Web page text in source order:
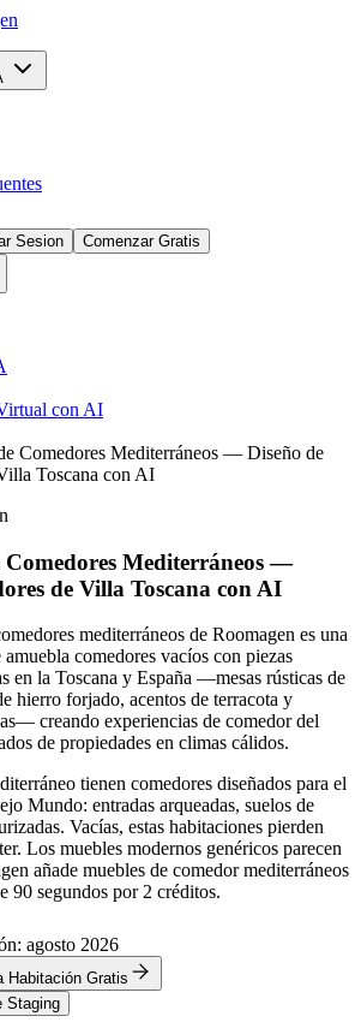
Sesion Comenzar Gratis
con AI
Comedores Mediterráneos — Diseño de
Toscana con AI
Comedores Mediterráneos —
de Villa Toscana con AI
mediterráneos de Roomagen es una
comedores vacíos con piezas
en la Toscana y España —mesas rústicas de
hierro forjado, acentos de terracota y
creando experiencias de comedor del
de propiedades en climas cálidos.
tienen comedores diseñados para el
Mundo: entradas arqueadas, suelos de
Vacías, estas habitaciones pierden
Los muebles modernos genéricos parecen
añade muebles de comedor mediterráneos
90 segundos por 2 créditos.
: agosto 2026
Habitación Gratis
Staging